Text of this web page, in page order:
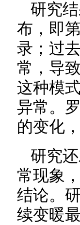
研究
布，即
录；过
常，导
这种模
异常。
的变化
研究
常现象
结论。
续变暖